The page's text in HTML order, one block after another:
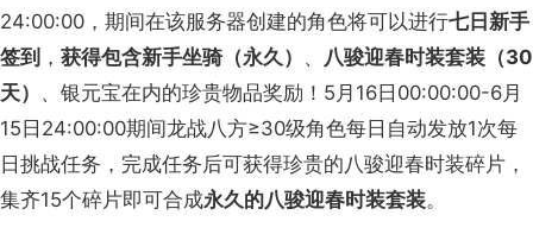
24:00:00，期间在该服务器创建的角色将可以进行七日新手
签到 ， 获得包含新手坐骑（永久） 、 八骏迎春时装套装（30
天） 、银元宝在内的珍贵物品奖励！5月16日00:00:00-6月
15日24:00:00期间龙战八方≥30级角色每日自动发放1次每
日挑战任务，完成任务后可获得珍贵的八骏迎春时装碎片，
集齐15个碎片即可合成永久的八骏迎春时装套装。